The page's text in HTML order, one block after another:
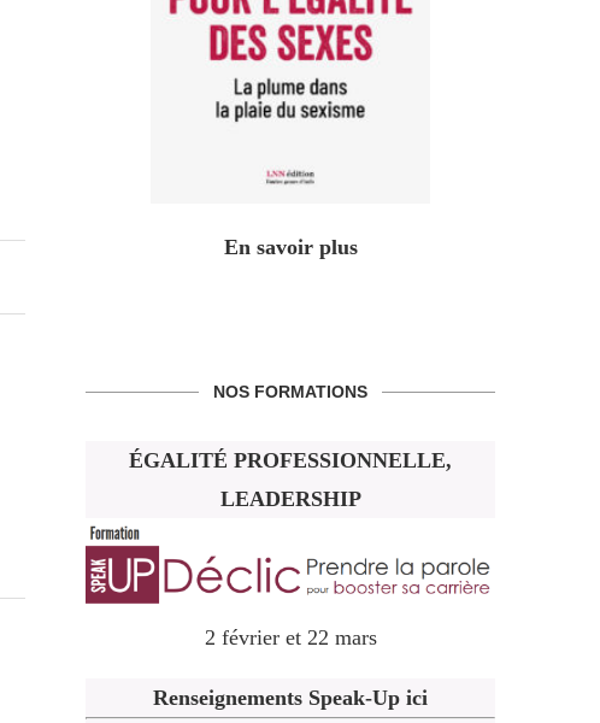
En savoir plus
NOS FORMATIONS
ÉGALITÉ PROFESSIONNELLE,
LEADERSHIP
2 février et 22 mars
Renseignements Speak-Up ici